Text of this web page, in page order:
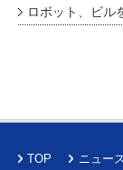
ロボット、ビル
TOP ニュース